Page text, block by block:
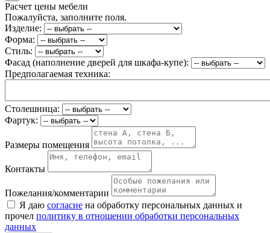
Расчет цены мебели
Пожалуйста, заполните поля.
Изделие:
Форма:
Стиль:
Фасад (наполнение дверей для шкафа-купе):
Предполагаемая техника:
Столешница:
Фартук:
Размеры помещения
Контакты
Пожелания/комментарии
Я даю согласие на обработку персональных данных и
прочел политику в отношении обработки персональных
данных